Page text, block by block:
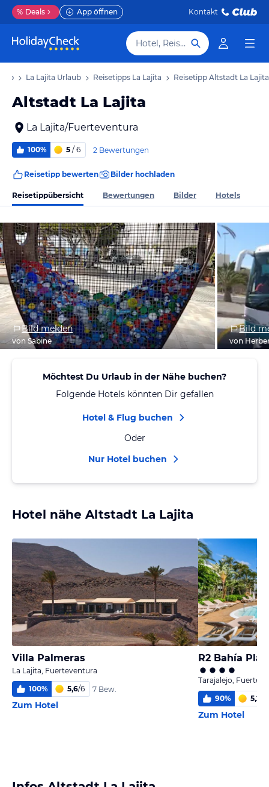
% Deals App öffnen Kontakt
Hotel, Reiseziel
La Lajita Urlaub Reisetipps La Lajita Reisetipp Altstadt La Lajita
Altstadt La Lajita
La Lajita/Fuerteventura
100% 5 / 6 2 Bewertungen
Reisetipp bewerten Bilder hochladen
Reisetippübersicht Bewertungen Bilder Hotels
Bild melden
von Sabine
Bild
von
Möchtest Du Urlaub in der Nähe buchen?
Folgende Hotels könnten Dir gefallen
Hotel & Flug buchen
Oder
Nur Hotel buchen
Hotel nähe Altstadt La Lajita
Villa Palmeras
La Lajita, Fuerteventura
100% 5,6/6 7 Bew.
Zum Hotel
Tarajalejo,
90% 5,2
Zum Hotel